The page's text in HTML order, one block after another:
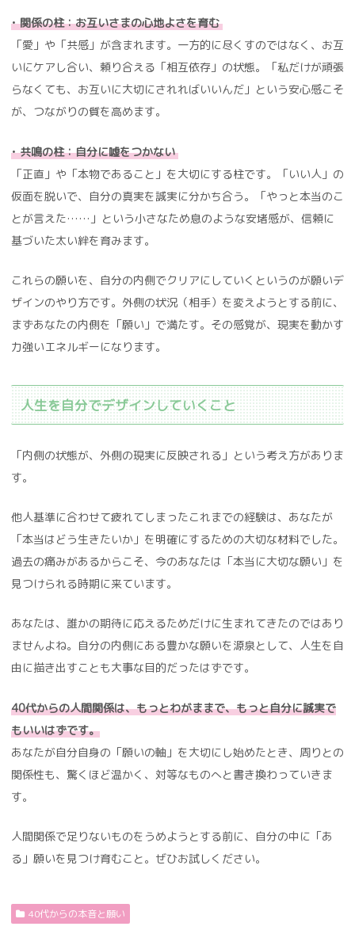
•関係の柱：お互いさまの心地よさを育む
「愛」や「共感」が含まれます。一方的に尽くすのではなく、お互
いにケアし合い、頼り合える「相互依存」の状態。「私だけが頑張
らなくても、お互いに大切にされればいいんだ」という安心感こそ
が、つながりの質を高めます。
•共鳴の柱：自分に嘘をつかない
「正直」や「本物であること」を大切にする柱です。「いい人」の
仮面を脱いで、自分の真実を誠実に分かち合う。「やっと本当のこ
とが言えた……」という小さなため息のような安堵感が、信頼に
基づいた太い絆を育みます。
これらの願いを、自分の内側でクリアにしていくというのが願いデ
ザインのやり方です。外側の状況（相手）を変えようとする前に、
まずあなたの内側を「願い」で満たす。その感覚が、現実を動かす
力強いエネルギーになります。
人生を自分でデザインしていくこと
「内側の状態が、外側の現実に反映される」という考え方がありま
す。
他人基準に合わせて疲れてしまったこれまでの経験は、あなたが
「本当はどう生きたいか」を明確にするための大切な材料でした。
過去の痛みがあるからこそ、今のあなたは「本当に大切な願い」を
見つけられる時期に来ています。
あなたは、誰かの期待に応えるためだけに生まれてきたのではあり
ませんよね。自分の内側にある豊かな願いを源泉として、人生を自
由に描き出すことも大事な目的だったはずです。
40代からの人間関係は、もっとわがままで、もっと自分に誠実で
もいいはずです。
あなたが自分自身の「願いの軸」を大切にし始めたとき、周りとの
関係性も、驚くほど温かく、対等なものへと書き換わっていきま
す。
人間関係で足りないものをうめようとする前に、自分の中に「あ
る」願いを見つけ育むこと。ぜひお試しください。
40代からの本音と願い